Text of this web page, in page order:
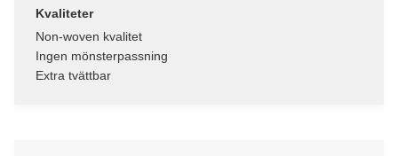
Kvaliteter
Non-woven kvalitet
Ingen mönsterpassning
Extra tvättbar